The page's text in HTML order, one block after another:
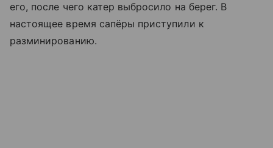
его, после чего катер выбросило на берег. В
настоящее время сапёры приступили к
разминированию.